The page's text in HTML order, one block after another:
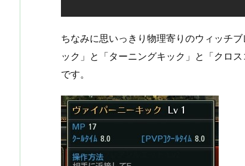
ちなみに思いっきり物理寄りのウィッチ
ック」と「ターニングキック」と「クロ
です。